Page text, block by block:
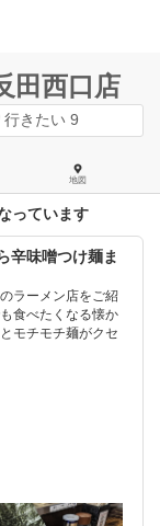
田西口店
行きたい 9
地図
っています
辛味噌つけ麺ま
ラーメン店をご紹
食べたくなる懐か
モチモチ麺がクセ